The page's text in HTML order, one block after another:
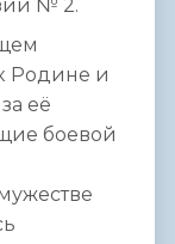
№ 2.
Родине и
её
боевой